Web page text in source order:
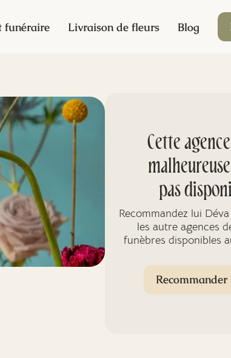
funéraire Livraison de fleurs Blog
Cette
pas
Recommandez lui
les autre agences
funèbres disponibles
Recommander